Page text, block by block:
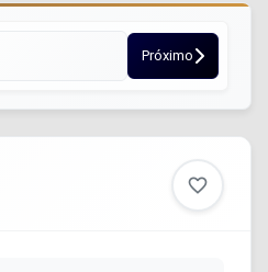
Próximo
favorite_border